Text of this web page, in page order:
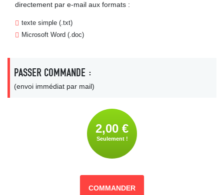
directement par e-mail aux formats :
texte simple (.txt)
Microsoft Word (.doc)
PASSER COMMANDE :
(envoi immédiat par mail)
2,00 €
Seulement !
COMMANDER